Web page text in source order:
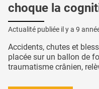
choque la
Actualité publiée il y a 9
Accidents, chutes et
placée sur un ballon de
traumatisme crânien,